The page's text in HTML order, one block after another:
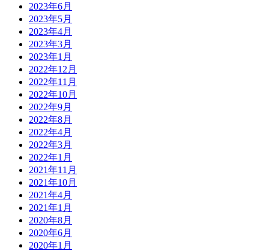
2023年6月
2023年5月
2023年4月
2023年3月
2023年1月
2022年12月
2022年11月
2022年10月
2022年9月
2022年8月
2022年4月
2022年3月
2022年1月
2021年11月
2021年10月
2021年4月
2021年1月
2020年8月
2020年6月
2020年1月